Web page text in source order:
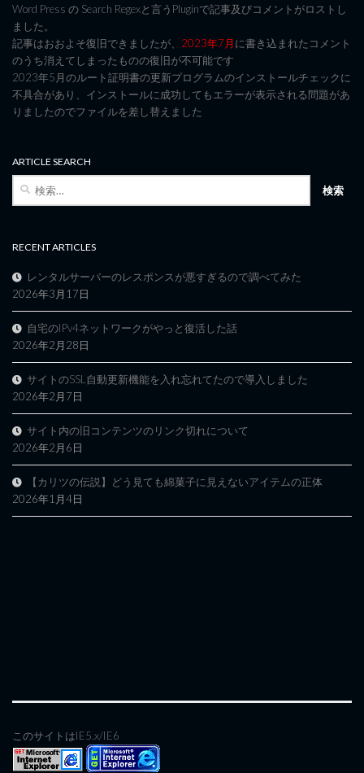
Word Press の Search Regexと言うPluginで記事及びコメントがロストし
ました。
記事はおおよそ復旧できましたが、 2023年7月に書き込まれたコメント
のうち消えてしまったものの復旧が不可能です
2023年5月のルート証明書の更新プログラムのインストールチェックに
不具合があり、インストールに成功してもエラーが表示される問題があ
りましたのでファイルを差し替えました
ARTICLE SEARCH
検
RECENT ARTICLES
レンタルサーバーのレスポンスが悪すぎるので調べてみた
2026年3月17日
自宅のIPv4ネットワークがやっと復活した話
2026年2月28日
サイトのSSL自動更新機能を入れ忘れてたので導入しました
2026年2月7日
サイト内の旧コンテンツのリンク切れについて
2026年2月6日
【カリツの伝説】どう見ても綿菓子に見えないアイテムの正体
2026年1月4日
このサイトはIE5.x/IE6